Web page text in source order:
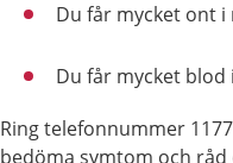
Du får mycket ont i
Du får mycket blod
Ring telefonnummer
bedöma symtom och råd